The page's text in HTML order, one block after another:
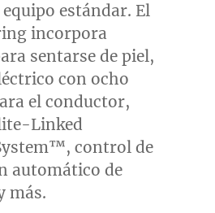
estándar. El
incorpora
sentarse de piel,
con ocho
el conductor,
Linked
control de
automático de
más.